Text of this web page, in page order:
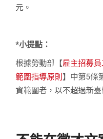
元。
*小提點：
根據勞動部【雇主招募
範圍指導原則 】中第5條
資範圍者，以不超過新臺